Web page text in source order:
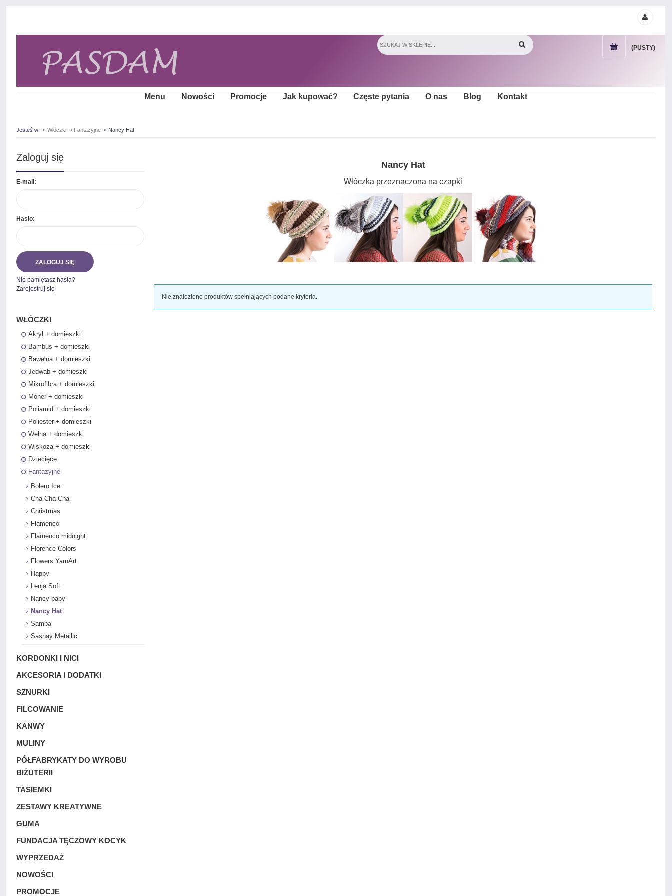
(PUSTY)
Menu Nowości Promocje Jak kupować? Częste pytania O nas Blog Kontakt
Jesteś w: » Włóczki » Fantazyjne » Nancy Hat
Zaloguj się
E-mail:
Hasło:
ZALOGUJ SIĘ
Nie pamiętasz hasła?
Zarejestruj się
WŁÓCZKI
Akryl + domieszki
Bambus + domieszki
Bawełna + domieszki
Jedwab + domieszki
Mikrofibra + domieszki
Moher + domieszki
Poliamid + domieszki
Poliester + domieszki
Wełna + domieszki
Wiskoza + domieszki
Dziecięce
Fantazyjne
Bolero Ice
Cha Cha Cha
Christmas
Flamenco
Flamenco midnight
Florence Colors
Flowers YarnArt
Happy
Lenja Soft
Nancy baby
Nancy Hat
Samba
Sashay Metallic
KORDONKI I NICI
AKCESORIA I DODATKI
SZNURKI
FILCOWANIE
KANWY
MULINY
PÓŁFABRYKATY DO WYROBU
BIŻUTERII
TASIEMKI
ZESTAWY KREATYWNE
GUMA
FUNDACJA TĘCZOWY KOCYK
WYPRZEDAŻ
NOWOŚCI
PROMOCJE
Nancy Hat
Włóczka przeznaczona na czapki
Nie znaleziono produktów spełniających podane kryteria.